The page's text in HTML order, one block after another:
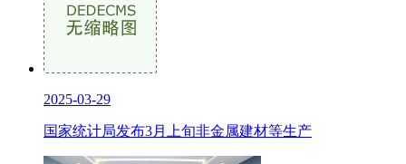
2025-03-29
国家统计局发布3月上旬非金属建材等生产